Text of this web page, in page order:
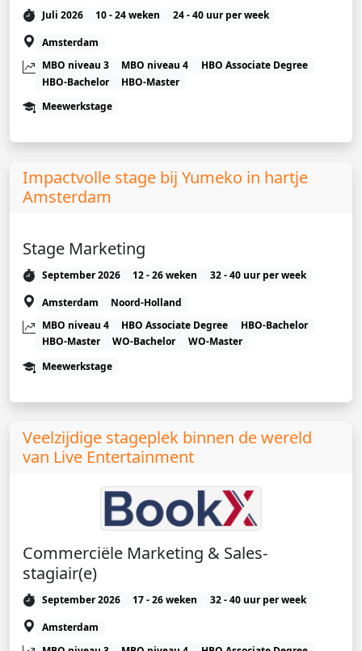
Juli 2026 10 - 24 weken
24 - 40 uur per week
Amsterdam
MBO niveau 3
MBO niveau 4
HBO Associate Degree
HBO-Bachelor
HBO-Master
Meewerkstage
Impactvolle stage bij Yumeko in hartje
Amsterdam
Stage Marketing
September 2026 12 - 26 weken
32 - 40 uur per week
Amsterdam
Noord-Holland
MBO niveau 4
HBO Associate Degree
HBO-Bachelor
HBO-Master
WO-Bachelor
WO-Master
Meewerkstage
Veelzijdige stageplek binnen de wereld
van Live Entertainment
Commerciële Marketing & Sales-
stagiair(e)
September 2026 17 - 26 weken
32 - 40 uur per week
Amsterdam